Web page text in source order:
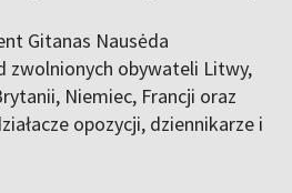
Gitanas Nausėda
zwolnionych obywateli Litwy,
Niemiec, Francji oraz
opozycji, dziennikarze i